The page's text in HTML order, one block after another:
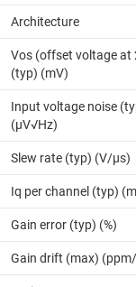
Architecture
Vos (offset voltage at
(typ) (mV)
Input voltage noise
(µV√Hz)
Slew rate (typ) (V/µs)
Iq per channel (typ)
Gain error (typ) (%)
Gain drift (max) (ppm/